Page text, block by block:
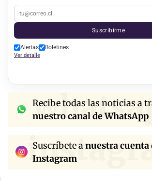
Suscribirme
Alertas Boletines
Ver detalle
Recibe todas las noticias a
nuestro canal de WhatsApp
Suscríbete anuestra cuenta
Instagram